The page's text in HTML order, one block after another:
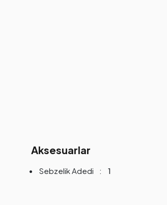
Aksesuarlar
Sebzelik Adedi 1